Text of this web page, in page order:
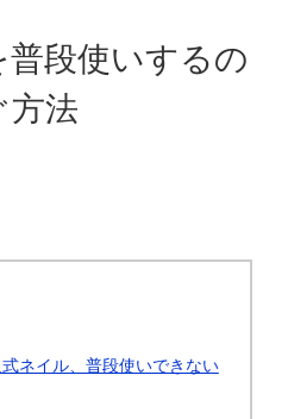
段使いするの
方法
ネイル、普段使いできない